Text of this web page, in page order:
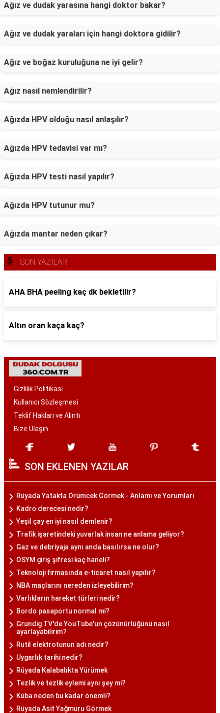
Ağız ve dudak yarasına hangi doktor bakar?
Ağız ve dudak yaraları için hangi doktora gidilir?
Ağız ve boğaz kuruluğuna ne iyi gelir?
Ağız nasıl nemlendirilir?
Ağızda HPV olduğu nasıl anlaşılır?
Ağızda HPV tedavisi var mı?
Ağızda HPV testi nasıl yapılır?
Ağızda HPV tutunur mu?
Ağızda mantar neden çıkar?
SON YAZILAR
AHA BHA peeling kaç dk bekletilir?
Altın oran kaça kaç?
Gizlilik Politikası
Kullanıcı Sözleşmesi
Teklif Hakları ve Alıntı
Bize Ulaşın
SON EKLENEN YAZILAR
Rüyada Yatakta Örümcek Görmek - Anlamı ve Yorumları
Kadro derecesi nedir?
Yeşil çay en iyi nasıl demlenir?
Trafik işaretindeki yuvarlak insan ne anlama geliyor?
Gaz ve debriyaja aynı anda basılırsa ne olur?
ÖSYM giriş şifresi kaç haneli?
Teknoloji firmasında e-ticaret nasıl yapılır?
NBA maçlarını nereden izleyebilirim?
Varlıkların hareket türleri nedir?
Bordo pasaportu normal mi?
Grundig TV'de YouTube'un çözünürlüğünü nasıl
ayarlayabilirim?
Rutil elektrotunun adı nedir?
Uygarlık tarihi nedir?
Rüyada Kalabalıkta Yürümek
Tezlik ve tezlik eylemi aynı şey mi?
Küba neden bu kadar önemli?
Rüyada Asit Yağmuru Görmek